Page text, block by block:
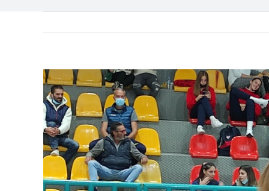
View
Larger
Image